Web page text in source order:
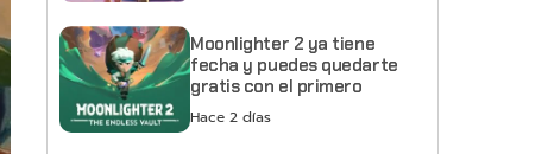
Moonlighter 2 ya tiene
fecha y puedes quedarte
gratis con el primero
Hace 2 días